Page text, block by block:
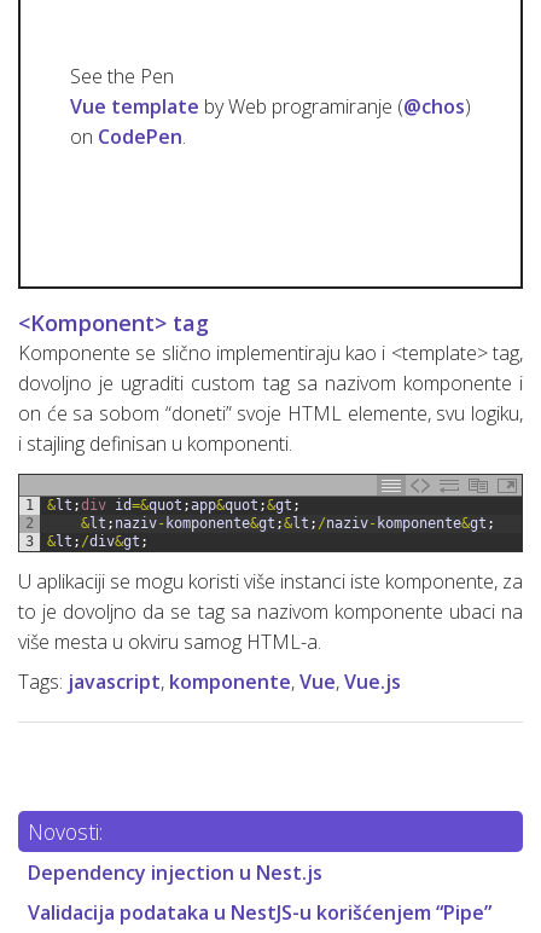
See the Pen
Vue template by Web programiranje (@chos)
on CodePen.
<Komponent> tag
Komponente se slično implementiraju kao i <template> tag,
dovoljno je ugraditi custom tag sa nazivom komponente i
on će sa sobom “doneti” svoje HTML elemente, svu logiku,
i stajling definisan u komponenti.
1
2
3
&lt ;div id=&quot ;app&quot ;&gt ;
&lt ; naziv- komponente&gt ;&lt ; /naziv- komponente&gt ;
&lt ; /div&gt ;
U aplikaciji se mogu koristi više instanci iste komponente, za
to je dovoljno da se tag sa nazivom komponente ubaci na
više mesta u okviru samog HTML-a.
Tags: javascript, komponente,Vue,Vue.js
Novosti:
Dependency injection u Nest.js
Validacija podataka u NestJS-u korišćenjem “Pipe”